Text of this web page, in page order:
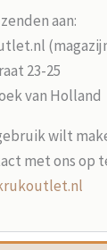
aan:
23-25
van Holland
wilt
met ons op